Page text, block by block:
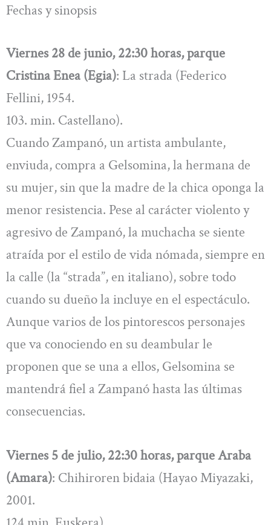
Fechas y sinopsis
Viernes 28 de junio, 22:30 horas, parque
Cristina Enea (Egia): La strada (Federico
Fellini, 1954.
103. min. Castellano).
Cuando Zampanó, un artista ambulante,
enviuda, compra a Gelsomina, la hermana de
su mujer, sin que la madre de la chica oponga la
menor resistencia. Pese al carácter violento y
agresivo de Zampanó, la muchacha se siente
atraída por el estilo de vida nómada, siempre en
la calle (la “strada”, en italiano), sobre todo
cuando su dueño la incluye en el espectáculo.
Aunque varios de los pintorescos personajes
que va conociendo en su deambular le
proponen que se una a ellos, Gelsomina se
mantendrá fiel a Zampanó hasta las últimas
consecuencias.
Viernes 5 de julio, 22:30 horas, parque Araba
(Amara): Chihiroren bidaia (Hayao Miyazaki,
2001.